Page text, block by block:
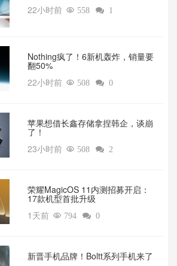
22小时前  558  1
‌Nothing疯了！6新机轰炸，销量要
翻50%‌
22小时前  508  0
苹果想借长鑫存储拿捏韩企，谈崩
了！
23小时前  508  2
荣耀MagicOS 11内测招募开启：
17款机型首批升级
1天前  794  0
新晋手机品牌！Boltt系列手机来了